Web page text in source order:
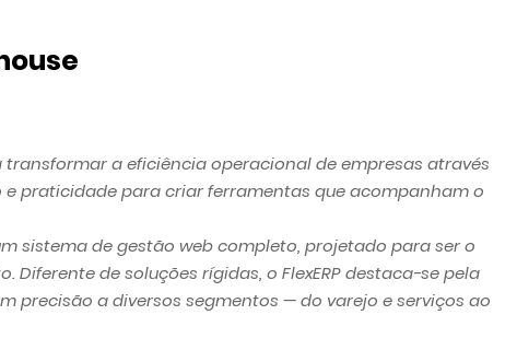
transformar a eficiência operacional de empresas através
praticidade para criar ferramentas que acompanham o
sistema de gestão web completo, projetado para ser o
Diferente de soluções rígidas, o FlexERP destaca-se pela
precisão a diversos segmentos — do varejo e serviços ao